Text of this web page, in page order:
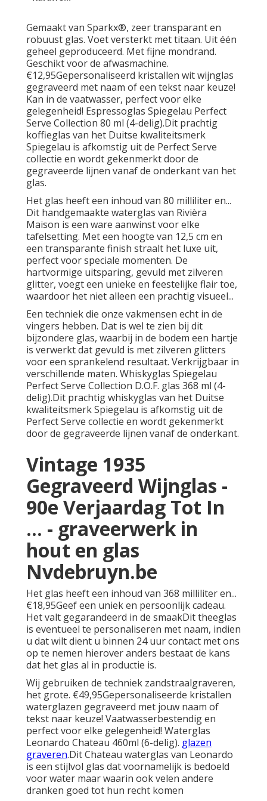
Gemaakt van Sparkx®, zeer transparant en
robuust glas. Voet versterkt met titaan. Uit één
geheel geproduceerd. Met fijne mondrand.
Geschikt voor de afwasmachine.
€12,95Gepersonaliseerd kristallen wit wijnglas
gegraveerd met naam of een tekst naar keuze!
Kan in de vaatwasser, perfect voor elke
gelegenheid! Espressoglas Spiegelau Perfect
Serve Collection 80 ml (4-delig).Dit prachtig
koffieglas van het Duitse kwaliteitsmerk
Spiegelau is afkomstig uit de Perfect Serve
collectie en wordt gekenmerkt door de
gegraveerde lijnen vanaf de onderkant van het
glas.
Het glas heeft een inhoud van 80 milliliter en...
Dit handgemaakte waterglas van Rivièra
Maison is een ware aanwinst voor elke
tafelsetting. Met een hoogte van 12,5 cm en
een transparante finish straalt het luxe uit,
perfect voor speciale momenten. De
hartvormige uitsparing, gevuld met zilveren
glitter, voegt een unieke en feestelijke flair toe,
waardoor het niet alleen een prachtig visueel...
Een techniek die onze vakmensen echt in de
vingers hebben. Dat is wel te zien bij dit
bijzondere glas, waarbij in de bodem een hartje
is verwerkt dat gevuld is met zilveren glitters
voor een sprankelend resultaat. Verkrijgbaar in
verschillende maten. Whiskyglas Spiegelau
Perfect Serve Collection D.O.F. glas 368 ml (4-
delig).Dit prachtig whiskyglas van het Duitse
kwaliteitsmerk Spiegelau is afkomstig uit de
Perfect Serve collectie en wordt gekenmerkt
door de gegraveerde lijnen vanaf de onderkant.
Vintage 1935
Gegraveerd Wijnglas -
90e Verjaardag Tot In
... - graveerwerk in
hout en glas
Nvdebruyn.be
Het glas heeft een inhoud van 368 milliliter en...
€18,95Geef een uniek en persoonlijk cadeau.
Het valt gegarandeerd in de smaakDit theeglas
is eventueel te personaliseren met naam, indien
u dat wilt dient u binnen 24 uur contact met ons
op te nemen hierover anders bestaat de kans
dat het glas al in productie is.
Wij gebruiken de techniek zandstraalgraveren,
het grote. €49,95Gepersonaliseerde kristallen
waterglazen gegraveerd met jouw naam of
tekst naar keuze! Vaatwasserbestendig en
perfect voor elke gelegenheid! Waterglas
Leonardo Chateau 460ml (6-delig). glazen
graveren.Dit Chateau waterglas van Leonardo
is een stijlvol glas dat voornamelijk is bedoeld
voor water maar waarin ook velen andere
dranken goed tot hun recht komen